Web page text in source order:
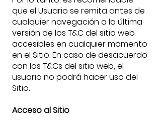
que el Usuario se remita antes de
cualquier navegación a la última
versión de los T&C del sitio web
accesibles en cualquier momento
en el Sitio. En caso de desacuerdo
con los T&Cs del sitio web, el
usuario no podrá hacer uso del
Sitio.
Acceso al Sitio